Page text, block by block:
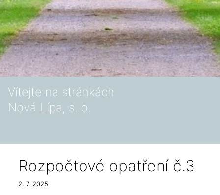
Vítejte na stránkách
Nová Lípa, s. o.
Rozpočtové opatření č.3
2. 7. 2025